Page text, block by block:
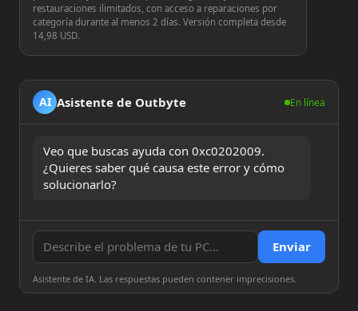
restauraciones ilimitados, con acceso a reparaciones por
categoría durante al menos 2 días. Versión completa desde
14,98 USD.
AI Asistente de Outbyte En línea
Veo que buscas ayuda con 0xc0202009.
¿Quieres saber qué causa este error y cómo
solucionarlo?
Enviar
Asistente de IA. Las respuestas pueden contener imprecisiones.